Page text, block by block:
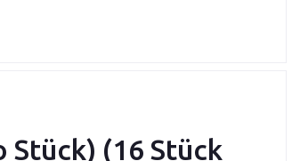
Stück) (16 Stück